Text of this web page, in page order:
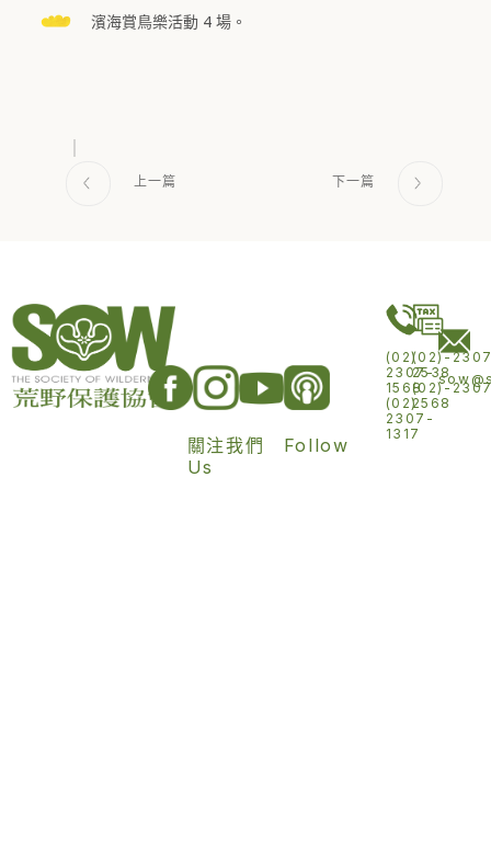
濱海賞鳥樂活動 4 場。
關注我們 Follow
Us
(02)
2307-
1568
(02)
2307-
1317
(02)-
2538
(02)-
2568